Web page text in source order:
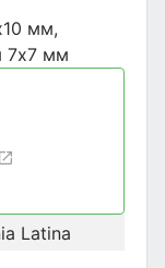
мм,
7х7 мм
Latina